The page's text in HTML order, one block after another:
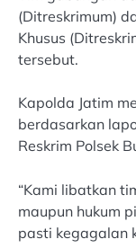
(Ditreskrimum)
Khusus
tersebut.
Kapolda Jatim
berdasarkan
Reskrim Polsek
“Kami libatkan
maupun hukum
pasti kegagalan